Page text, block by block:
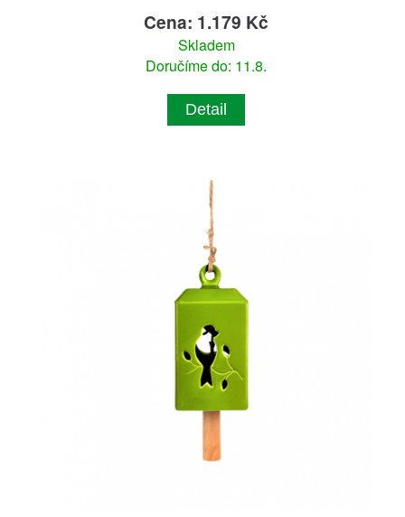
Cena: 1.179 Kč
Skladem
Doručíme do: 11.8.
Detail